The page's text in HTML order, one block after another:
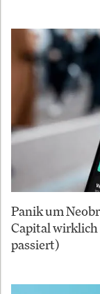
Panik um
Capital wirklich
passiert)